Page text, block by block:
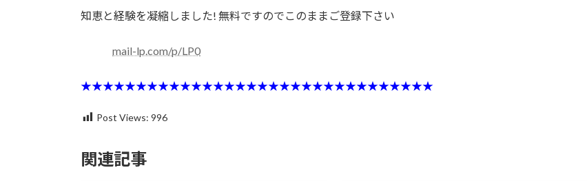
知恵と経験を凝縮しました! 無料ですのでこのままご登録下さい
mail-lp.com/p/LP0
★★★★★★★★★★★★★★★★★★★★★★★★★★★★★★★★
Post Views: 996
関連記事